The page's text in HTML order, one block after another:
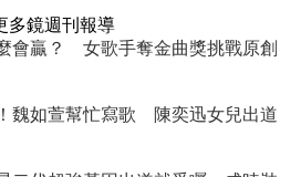
多鏡週刊報導
會贏？ 女歌手奪金曲獎挑戰原創
魏如萱幫忙寫歌 陳奕迅女兒出道